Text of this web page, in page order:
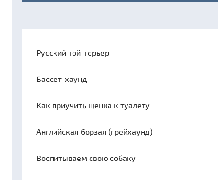
Русский той-терьер
Бассет-хаунд
Как приучить щенка к туалету
Английская борзая (грейхаунд)
Воспитываем свою собаку